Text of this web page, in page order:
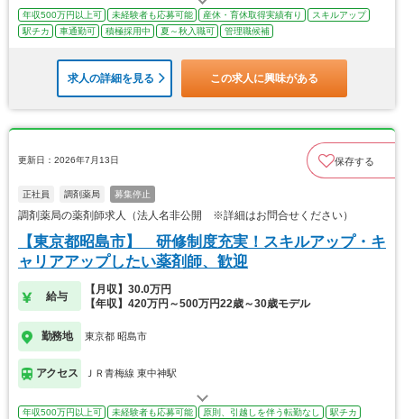
年収500万円以上可 未経験者も応募可能 産休・育休取得実績有り
スキルアップ
駅チカ
車通勤可 積極採用中 夏～秋入職可 管理職候補
求人の詳細を見る この求人に興味がある
更新日：2026年7月13日 保存する
正社員 調剤薬局 募集停止
調剤薬局の薬剤師求人（法人名非公開 ※詳細はお問合せください）
【東京都昭島市】 研修制度充実！スキルアップ・キ
ャリアアップしたい薬剤師、歓迎
給与
【月収】30.0万円
【年収】420万円～500万円22歳～30歳モデル
勤務地 東京都 昭島市
アクセス ＪＲ青梅線 東中神駅
年収500万円以上可 未経験者も応募可能 原則、引越しを伴う転勤なし
駅チカ